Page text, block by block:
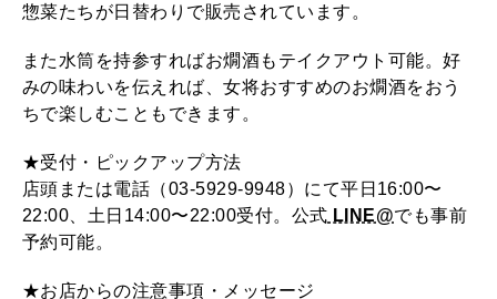
惣菜たちが日替わりで販売されています。
また水筒を持参すればお燗酒もテイクアウト可能。好
みの味わいを伝えれば、女将おすすめのお燗酒をおう
ちで楽しむこともできます。
★受付・ピックアップ方法
店頭または電話（03-5929-9948）にて平日16:00〜
22:00、土日14:00〜22:00受付。公式 LINE@でも事前
予約可能。
★お店からの注意事項・メッセージ